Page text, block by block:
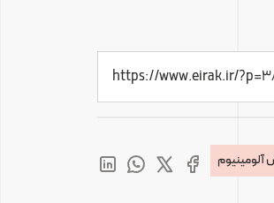
https://www.eirak.ir/